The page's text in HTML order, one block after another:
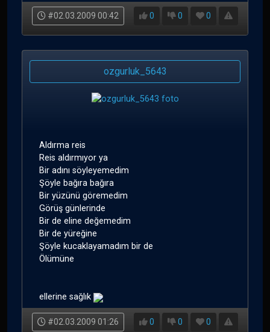
#02.03.2009 00:42 0 0 0
ozgurluk_5643
Aldırma reis
Reis aldırmıyor ya
Bir adını söyleyemedim
Şöyle bağıra bağıra
Bir yüzünü göremedim
Görüş günlerinde
Bir de eline değemedim
Bir de yüreğine
Şöyle kucaklayamadım bir de
Ölümüne
ellerine sağlık
#02.03.2009 01:26 0 0 0